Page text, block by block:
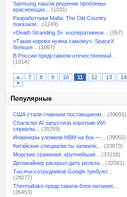
Samsung нашла решение проблемы
краснеющих...
(1031)
Разработчики Mafia: The Old Country
показали...
(1249)
«Death Stranding 3»: кооперативное...
(957)
«Такая корова нужна самому»: SpaceX
больше...
(1067)
В России представили отечественный...
(1014)
< 7 8 9 10 11 12 13
14
>
Популярные
США стали главным поставщиком...
(39691)
Character.AI запустила короткие ИИ-
сериалы...
(39259)
Инженеры уложили HBM на бок —...
(39055)
Китайские специалисты заявили,...
(33873)
Морские сражения, крупнейшая...
(33158)
Датамайнер раскрыл дату релиза...
(32081)
Тысячи сотрудников Google требуют...
(28077)
Thermaltake представила блок питания,...
(26453)